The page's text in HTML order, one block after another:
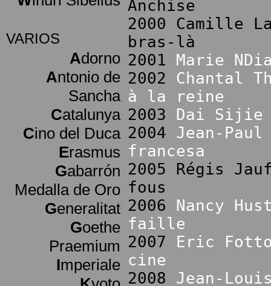
VARIOS
Adorno
Antonio de
Sancha
Catalunya
Cino del Duca
Erasmus
Gabarrón
Medalla de Oro
Generalitat
Goethe
Praemium
Imperiale
Anchise
2000 Camille
bras-là
2001 Marie
2002 Chantal
à la reine
2003 Dai Sijie
2004 Jean-
francesa
2005 Régis
fous
2006 Nancy
faille
2007 Eric
cine
2008 Jean-